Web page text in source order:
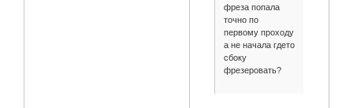
фреза попала
точно по
первому проходу
а не начала гдето
сбоку
фрезеровать?